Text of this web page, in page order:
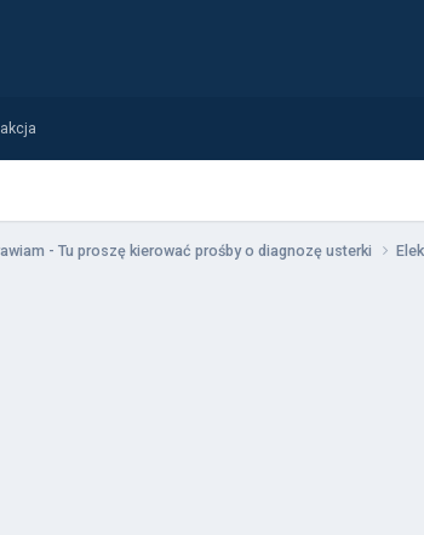
- Tu proszę kierować prośby o diagnozę usterki